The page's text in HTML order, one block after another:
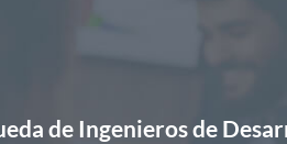
de Ingenieros de